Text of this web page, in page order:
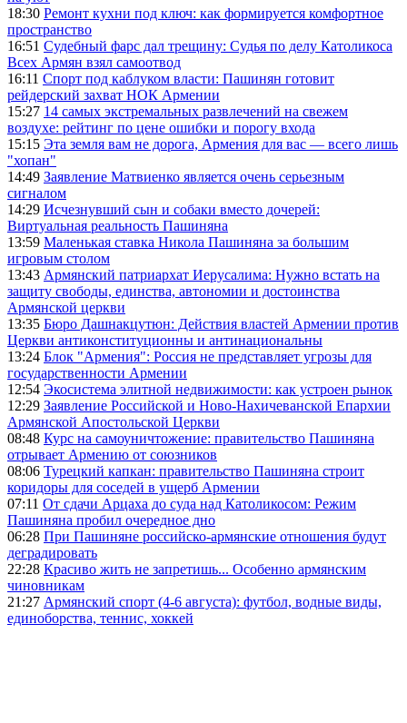
18:30 Ремонт кухни под ключ: как формируется комфортное
пространство
16:51 Судебный фарс дал трещину: Судья по делу Католикоса
Всех Армян взял самоотвод
16:11 Спорт под каблуком власти: Пашинян готовит
рейдерский захват НОК Армении
15:27 14 самых экстремальных развлечений на свежем
воздухе: рейтинг по цене ошибки и порогу входа
15:15 Эта земля вам не дорога, Армения для вас — всего лишь
"хопан"
14:49 Заявление Матвиенко является очень серьезным
сигналом
14:29 Исчезнувший сын и собаки вместо дочерей:
Виртуальная реальность Пашиняна
13:59 Маленькая ставка Никола Пашиняна за большим
игровым столом
13:43 Армянский патриархат Иерусалима: Нужно встать на
защиту свободы, единства, автономии и достоинства
Армянской церкви
13:35 Бюро Дашнакцутюн: Действия властей Армении против
Церкви антиконституционны и антинациональны
13:24 Блок "Армения": Россия не представляет угрозы для
государственности Армении
12:54 Экосистема элитной недвижимости: как устроен рынок
12:29 Заявление Российской и Ново-Нахичеванской Епархии
Армянской Апостольской Церкви
08:48 Курс на самоуничтожение: правительство Пашиняна
отрывает Армению от союзников
08:06 Турецкий капкан: правительство Пашиняна строит
коридоры для соседей в ущерб Армении
07:11 От сдачи Арцаха до суда над Католикосом: Режим
Пашиняна пробил очередное дно
06:28 При Пашиняне российско-армянские отношения будут
деградировать
22:28 Красиво жить не запретишь... Особенно армянским
чиновникам
21:27 Армянский спорт (4-6 августа): футбол, водные виды,
единоборства, теннис, хоккей